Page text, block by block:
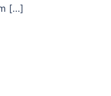
[…]